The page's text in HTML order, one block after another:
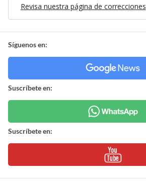
Revisa nuestra página de correcciones
Síguenos en:
Suscríbete en:
Suscríbete en: